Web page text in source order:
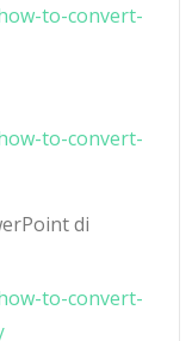
to-convert-
to-convert-
di
to-convert-